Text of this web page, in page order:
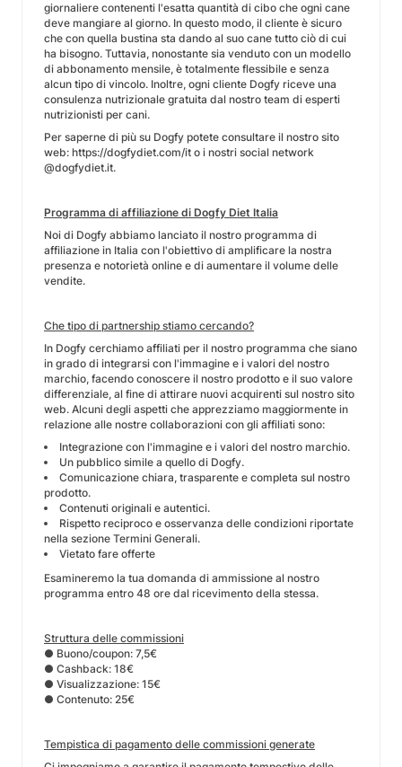
giornaliere contenenti l'esatta quantità di cibo che ogni cane
deve mangiare al giorno. In questo modo, il cliente è sicuro
che con quella bustina sta dando al suo cane tutto ciò di cui
ha bisogno. Tuttavia, nonostante sia venduto con un modello
di abbonamento mensile, è totalmente flessibile e senza
alcun tipo di vincolo. Inoltre, ogni cliente Dogfy riceve una
consulenza nutrizionale gratuita dal nostro team di esperti
nutrizionisti per cani.
Per saperne di più su Dogfy potete consultare il nostro sito
web: https://dogfydiet.com/it o i nostri social network
@dogfydiet.it.
Programma di affiliazione di Dogfy Diet Italia
Noi di Dogfy abbiamo lanciato il nostro programma di
affiliazione in Italia con l'obiettivo di amplificare la nostra
presenza e notorietà online e di aumentare il volume delle
vendite.
Che tipo di partnership stiamo cercando?
In Dogfy cerchiamo affiliati per il nostro programma che siano
in grado di integrarsi con l'immagine e i valori del nostro
marchio, facendo conoscere il nostro prodotto e il suo valore
differenziale, al fine di attirare nuovi acquirenti sul nostro sito
web. Alcuni degli aspetti che apprezziamo maggiormente in
relazione alle nostre collaborazioni con gli affiliati sono:
Integrazione con l'immagine e i valori del nostro marchio.
Un pubblico simile a quello di Dogfy.
Comunicazione chiara, trasparente e completa sul nostro
prodotto.
Contenuti originali e autentici.
Rispetto reciproco e osservanza delle condizioni riportate
nella sezione Termini Generali.
Vietato fare offerte
Esamineremo la tua domanda di ammissione al nostro
programma entro 48 ore dal ricevimento della stessa.
Struttura delle commissioni
● Buono/coupon: 7,5€
● Cashback: 18€
● Visualizzazione: 15€
● Contenuto: 25€
Tempistica di pagamento delle commissioni generate